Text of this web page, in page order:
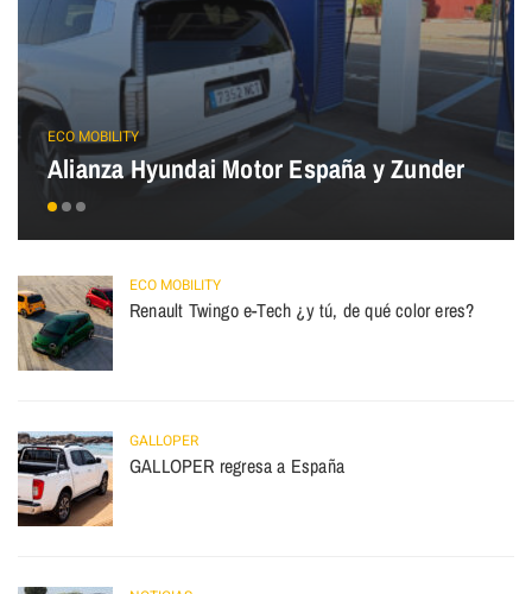
ECO MOBILITY
Alianza Hyundai Motor España y Zunder
ECO MOBILITY
Renault Twingo e-Tech ¿y tú, de qué color eres?
GALLOPER
GALLOPER regresa a España